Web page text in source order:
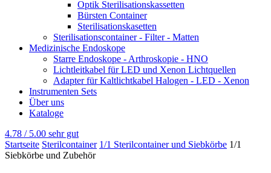
Optik Sterilisationskassetten
Bürsten Container
Sterilisationskasetten
Sterilisationscontainer - Filter - Matten
Medizinische Endoskope
Starre Endoskope - Arthroskopie - HNO
Lichtleitkabel für LED und Xenon Lichtquellen
Adapter für Kaltlichtkabel Halogen - LED - Xenon
Instrumenten Sets
Über uns
Kataloge
4.78 / 5.00 sehr gut
Startseite Sterilcontainer 1/1 Sterilcontainer und Siebkörbe 1/1
Siebkörbe und Zubehör